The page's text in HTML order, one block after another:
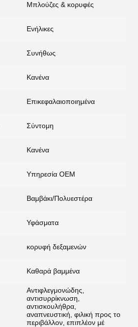
Μπλούζες & κορυφές
Ενήλικες
Συνήθως
Κανένα
Επικεφαλαιοποιημένα
Σύντομη
Κανένα
Υπηρεσία OEM
Βαμβάκι/Πολυεστέρα
Υφάσματα
κορυφή δεξαμενών
Καθαρά βαμμένα
Αντιφλεγμονώδης,
αντισυρρίκνωση,
αντισκουλήθρα,
αναπνευστική, φιλική προς το
περιβάλλον, επιπλέον μέ